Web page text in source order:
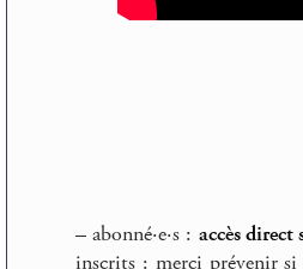
– abonné·e·s : accès direct
inscrits : merci prévenir si